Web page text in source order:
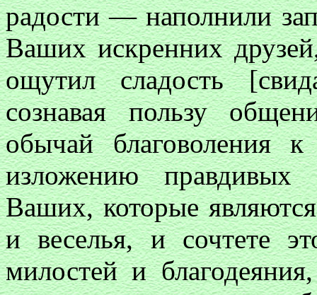
радости — наполнили
Ваших искренних
ощутил сладость
сознавая пользу
обычай благоволения
изложению правдивых
Ваших, которые
и веселья, и сочтете
милостей и